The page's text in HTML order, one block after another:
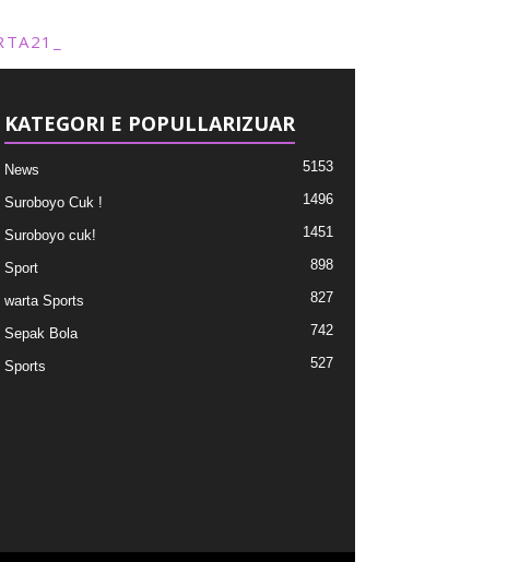
KATEGORI E POPULLARIZUAR
News 5153
Suroboyo Cuk ! 1496
Suroboyo cuk! 1451
Sport 898
warta Sports 827
Sepak Bola 742
Sports 527